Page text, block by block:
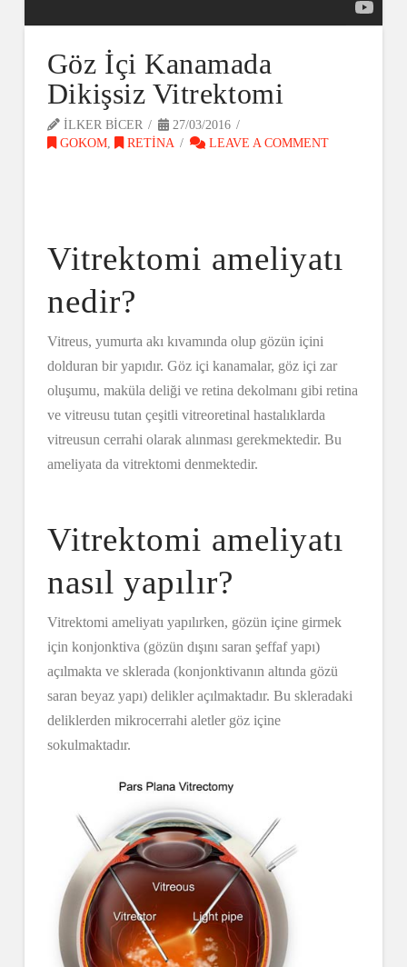
Göz İçi Kanamada
Dikişsiz Vitrektomi
ILKER BICER
27/03/2016
GOKOM, RETINA LEAVE A COMMENT
Vitrektomi ameliyatı
nedir?
Vitreus, yumurta akı kıvamında olup gözün içini
dolduran bir yapıdır. Göz içi kanamalar, göz içi zar
oluşumu, maküla deliği ve retina dekolmanı gibi retina
ve vitreusu tutan çeşitli vitreoretinal hastalıklarda
vitreusun cerrahi olarak alınması gerekmektedir. Bu
ameliyata da vitrektomi denmektedir.
Vitrektomi ameliyatı
nasıl yapılır?
Vitrektomi ameliyatı yapılırken, gözün içine girmek
için konjonktiva (gözün dışını saran şeffaf yapı)
açılmakta ve sklerada (konjonktivanın altında gözü
saran beyaz yapı) delikler açılmaktadır. Bu skleradaki
deliklerden mikrocerrahi aletler göz içine
sokulmaktadır.